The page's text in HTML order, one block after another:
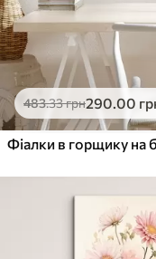
483.33грн290 .00